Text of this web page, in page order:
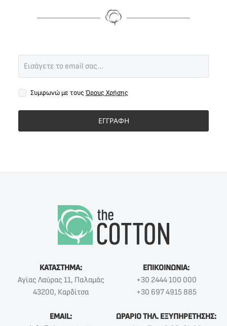
Συμφωνώ με τους Όρους Χρήσης
ΕΓΓΡΑΦΗ
ΚΑΤΑΣΤΗΜΑ:
Αγίας Λαύρας 11, Παλαμάς
43200, Καρδίτσα
ΕΠΙΚΟΙΝΩΝΙΑ:
+30 2444 100 000
+30 697 4915 885
EMAIL:
ΩΡΑΡΙΟ ΤΗΛ. ΕΞΥΠΗΡΕΤΗΣΗΣ: